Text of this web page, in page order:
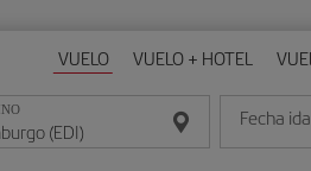
VUELO VUELO + HOTEL
Fecha ida
Introduce la